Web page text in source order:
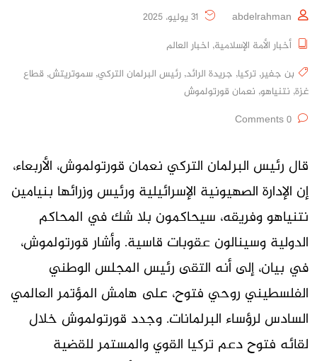
abdelrahman
أخبار الأمة الإسلامية, اخبار العالم
بن جفير, تركيا, جريدة الرائد, رئيس البرلمان التركي, سموتريتش, قطاع
غزة, نتنياهو, نعمان قورتولموش
قال رئيس البرلمان التركي نعمان قورتولموش، الأربعاء،
إن الإدارة الصهيونية الإسرائيلية ورئيس وزرائها بنيامين
نتنياهو وفريقه، سيحاكمون بلا شك في المحاكم
الدولية وسينالون عقوبات قاسية. وأشار قورتولموش،
في بيان، إلى أنه التقى رئيس المجلس الوطني
الفلسطيني روحي فتوح، على هامش المؤتمر العالمي
السادس لرؤساء البرلمانات. وجدد قورتولموش خلال
لقائه فتوح دعم تركيا القوي والمستمر للقضية